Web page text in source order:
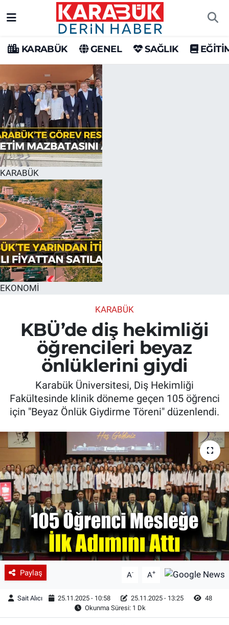
KARABÜK GENEL SAĞLIK
KARABÜK
EKONOMİ
KARABÜK
KBÜ’de diş hekimliği
öğrencileri beyaz
önlüklerini giydi
Karabük Üniversitesi, Diş Hekimliği
Fakültesinde klinik döneme geçen 105 öğrenci
için "Beyaz Önlük Giydirme Töreni" düzenlendi.
Paylaş A- A+
Sait Alıcı 25.11.2025 - 10:58 25.11.2025 - 13:25
48
Okunma Süresi: 1 Dk
Karabük Hava Durumu
Karabük Trafik Yoğunluk Haritası
Süper Lig Puan Durumu ve Fikstür
Tüm Manşetler
Son Dakika Haberleri
Haber Arşivi